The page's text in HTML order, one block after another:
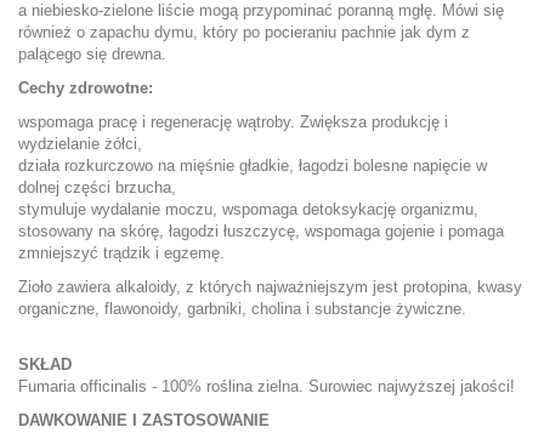
a niebiesko-zielone liście mogą przypominać poranną mgłę. Mówi się
również o zapachu dymu, który po pocieraniu pachnie jak dym z
palącego się drewna.
Cechy zdrowotne:
wspomaga pracę i regenerację wątroby. Zwiększa produkcję i
wydzielanie żółci,
działa rozkurczowo na mięśnie gładkie, łagodzi bolesne napięcie w
dolnej części brzucha,
stymuluje wydalanie moczu, wspomaga detoksykację organizmu,
stosowany na skórę, łagodzi łuszczycę, wspomaga gojenie i pomaga
zmniejszyć trądzik i egzemę.
Zioło zawiera alkaloidy, z których najważniejszym jest protopina, kwasy
organiczne, flawonoidy, garbniki, cholina i substancje żywiczne.
SKŁAD
Fumaria officinalis - 100% roślina zielna. Surowiec najwyższej jakości!
DAWKOWANIE I ZASTOSOWANIE